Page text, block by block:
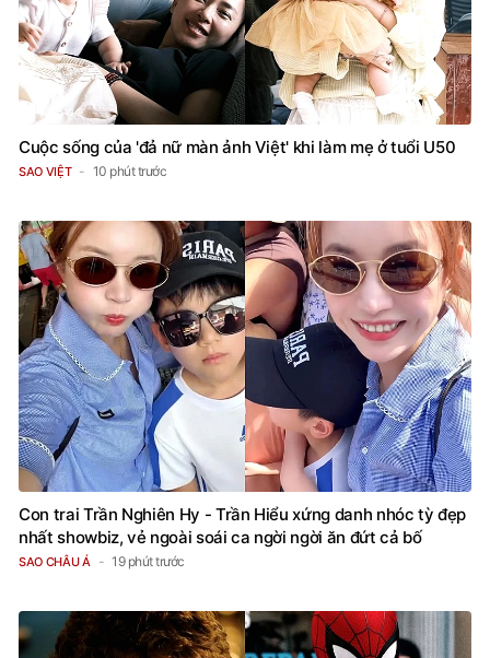
Cuộc sống của 'đả nữ màn ảnh Việt' khi làm mẹ ở tuổi U50
SAO VIỆT 10 phút trước
Con trai Trần Nghiên Hy - Trần Hiểu xứng danh nhóc tỳ đẹp
nhất showbiz, vẻ ngoài soái ca ngời ngời ăn đứt cả bố
SAO CHÂU Á 19 phút trước